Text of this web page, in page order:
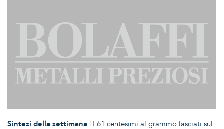
Sintesi della settimana | I 61 centesimi al grammo lasciati sul